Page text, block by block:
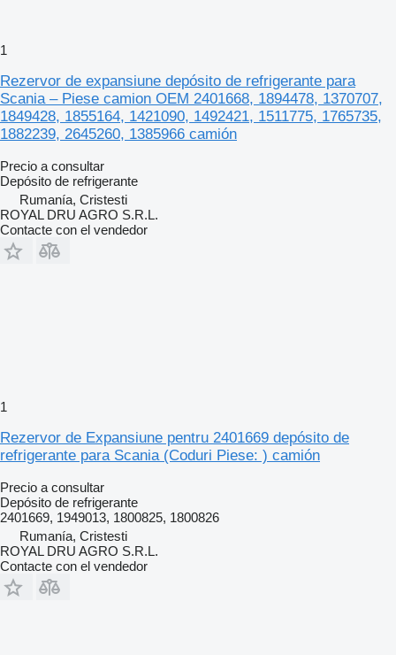
1
Rezervor de expansiune depósito de refrigerante para
Scania – Piese camion OEM 2401668, 1894478, 1370707,
1849428, 1855164, 1421090, 1492421, 1511775, 1765735,
1882239, 2645260, 1385966 camión
Precio a consultar
Depósito de refrigerante
Rumanía, Cristesti
ROYAL DRU AGRO S.R.L.
Contacte con el vendedor
1
Rezervor de Expansiune pentru 2401669 depósito de
refrigerante para Scania (Coduri Piese: ) camión
Precio a consultar
Depósito de refrigerante
2401669, 1949013, 1800825, 1800826
Rumanía, Cristesti
ROYAL DRU AGRO S.R.L.
Contacte con el vendedor